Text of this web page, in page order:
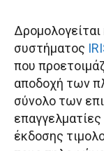
συστήματος
που
αποδοχή των
σύνολο των
έκδοσης